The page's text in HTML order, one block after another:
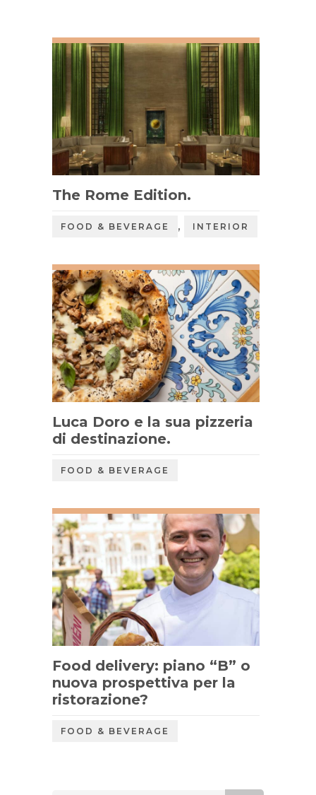
The Rome Edition.
FOOD & BEVERAGE , INTERIOR
Luca Doro e la sua pizzeria
di destinazione.
FOOD & BEVERAGE
Food delivery: piano “B” o
nuova prospettiva per la
ristorazione?
FOOD & BEVERAGE